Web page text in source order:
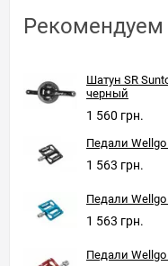
Шатун SR
черный
1 560 грн.
Педали
1 563 грн.
Педали
1 563 грн.
Педали